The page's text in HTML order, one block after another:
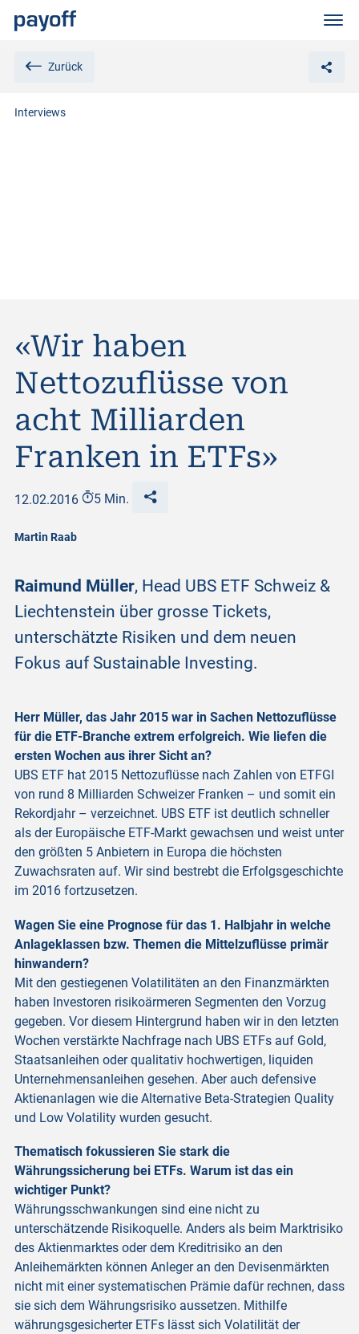
Zurück
Interviews
«Wir haben
Nettozuflüsse von
acht Milliarden
Franken in ETFs»
12.02.2016 5 Min.
Martin Raab
Raimund Müller, Head UBS ETF Schweiz &
Liechtenstein über grosse Tickets,
unterschätzte Risiken und dem neuen
Fokus auf Sustainable Investing.
Herr Müller, das Jahr 2015 war in Sachen Nettozuflüsse
für die ETF-Branche extrem erfolgreich. Wie liefen die
ersten Wochen aus ihrer Sicht an?
UBS ETF hat 2015 Nettozuflüsse nach Zahlen von ETFGI
von rund 8 Milliarden Schweizer Franken – und somit ein
Rekordjahr – verzeichnet. UBS ETF ist deutlich schneller
als der Europäische ETF-Markt gewachsen und weist unter
den größten 5 Anbietern in Europa die höchsten
Zuwachsraten auf. Wir sind bestrebt die Erfolgsgeschichte
im 2016 fortzusetzen.
Wagen Sie eine Prognose für das 1. Halbjahr in welche
Anlageklassen bzw. Themen die Mittelzuflüsse primär
hinwandern?
Mit den gestiegenen Volatilitäten an den Finanzmärkten
haben Investoren risikoärmeren Segmenten den Vorzug
gegeben. Vor diesem Hintergrund haben wir in den letzten
Wochen verstärkte Nachfrage nach UBS ETFs auf Gold,
Staatsanleihen oder qualitativ hochwertigen, liquiden
Unternehmensanleihen gesehen. Aber auch defensive
Aktienanlagen wie die Alternative Beta-Strategien Quality
und Low Volatility wurden gesucht.
Thematisch fokussieren Sie stark die
Währungssicherung bei ETFs. Warum ist das ein
wichtiger Punkt?
Währungsschwankungen sind eine nicht zu
unterschätzende Risikoquelle. Anders als beim Marktrisiko
des Aktienmarktes oder dem Kreditrisiko an den
Anleihemärkten können Anleger an den Devisenmärkten
nicht mit einer systematischen Prämie dafür rechnen, dass
sie sich dem Währungsrisiko aussetzen. Mithilfe
währungsgesicherter ETFs lässt sich Volatilität der